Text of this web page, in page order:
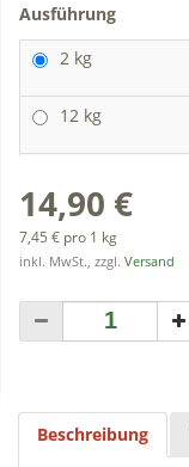
Ausführung
2 kg
12 kg
14,90 €
7,45 € pro 1 kg
inkl. MwSt., zzgl. Versand
Beschreibung